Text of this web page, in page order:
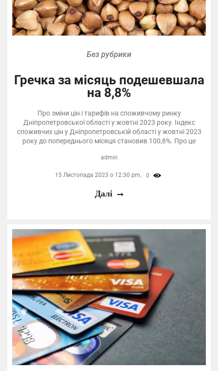
Без рубрики
Гречка за місяць подешевшала
на 8,8%
Про зміни цін і тарифів на споживчому ринку
Дніпропетровської області у жовтні 2023 року. Індекс
споживчих цін у Дніпропетровській області у жовтні 2023
року до попереднього місяця становив 100,8%. Про це
admin
15 Листопада 2023 о 12:30 pm, 0
Далі